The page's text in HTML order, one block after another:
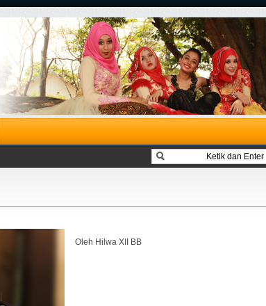
Oleh Hilwa XII BB